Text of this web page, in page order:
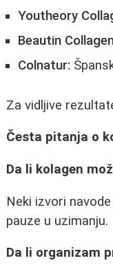
Youtheory
Beautin
Colnatur:
Za vidljive
Česta pitanja o
Da li kolagen
Neki izvori
pauze u
Da li organizam